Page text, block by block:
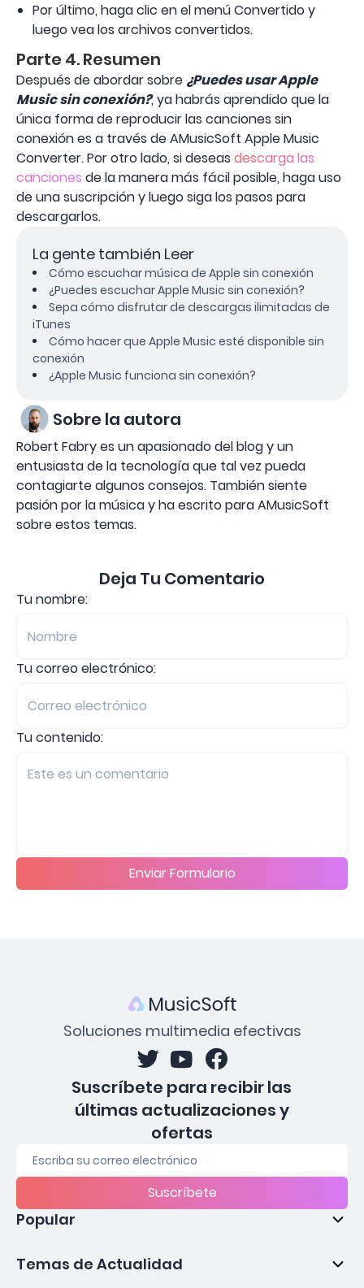
Por último, haga clic en el menú Convertido y
luego vea los archivos convertidos.
Parte 4. Resumen
Después de abordar sobre ¿Puedes usar Apple
Music sin conexión?, ya habrás aprendido que la
única forma de reproducir las canciones sin
conexión es a través de AMusicSoft Apple Music
Converter. Por otro lado, si deseas descarga las
canciones de la manera más fácil posible, haga uso
de una suscripción y luego siga los pasos para
descargarlos.
La gente también Leer
Cómo escuchar música de Apple sin conexión
¿Puedes escuchar Apple Music sin conexión?
Sepa cómo disfrutar de descargas ilimitadas de
iTunes
Cómo hacer que Apple Music esté disponible sin
conexión
¿Apple Music funciona sin conexión?
Sobre la autora
Robert Fabry es un apasionado del blog y un
entusiasta de la tecnología que tal vez pueda
contagiarte algunos consejos. También siente
pasión por la música y ha escrito para AMusicSoft
sobre estos temas.
Deja Tu Comentario
Tu nombre:
Tu correo electrónico:
Tu contenido:
Enviar Formulario
Soluciones multimedia efectivas
Suscríbete para recibir las
últimas actualizaciones y
ofertas
Suscríbete
Popular
Temas de Actualidad